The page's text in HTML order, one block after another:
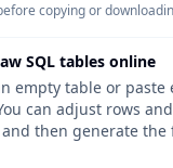
copying or
SQL tables online
empty table or paste
can adjust rows
then generate the